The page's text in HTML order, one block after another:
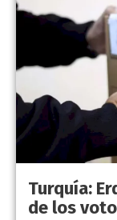
Turquía:
de los